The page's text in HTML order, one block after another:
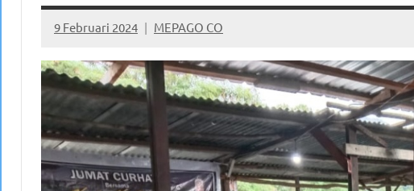
9 Februari 2024 MEPAGO CO
No
comments